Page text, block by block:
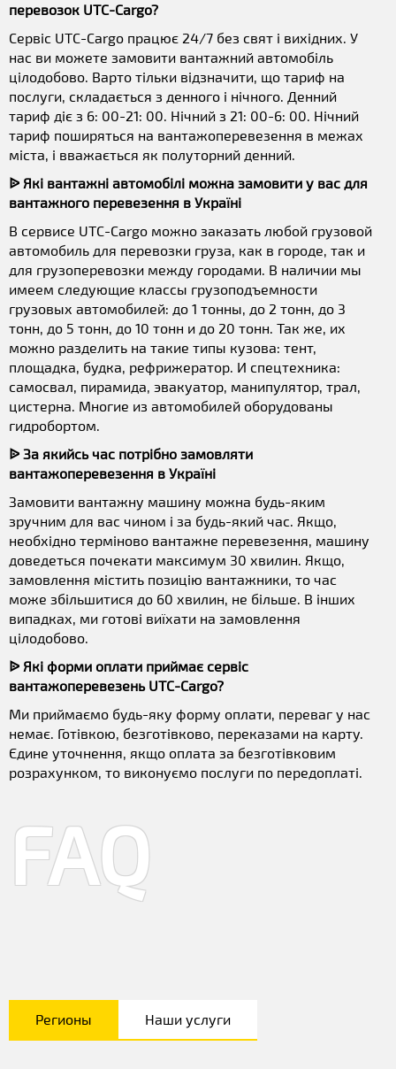
перевозок UTC-Cargo?
Сервіс UTC-Cargo працює 24/7 без свят і вихідних. У
нас ви можете замовити вантажний автомобіль
цілодобово. Варто тільки відзначити, що тариф на
послуги, складається з денного і нічного. Денний
тариф діє з 6: 00-21: 00. Нічний з 21: 00-6: 00. Нічний
тариф поширяться на вантажоперевезення в межах
міста, і вважається як полуторний денний.
ᐉ Які вантажні автомобілі можна замовити у вас для
вантажного перевезення в Україні
В сервисе UTC-Cargo можно заказать любой грузовой
автомобиль для перевозки груза, как в городе, так и
для грузоперевозки между городами. В наличии мы
имеем следующие классы грузоподъемности
грузовых автомобилей: до 1 тонны, до 2 тонн, до 3
тонн, до 5 тонн, до 10 тонн и до 20 тонн. Так же, их
можно разделить на такие типы кузова: тент,
площадка, будка, рефрижератор. И спецтехника:
самосвал, пирамида, эвакуатор, манипулятор, трал,
цистерна. Многие из автомобилей оборудованы
гидробортом.
ᐉ За якийсь час потрібно замовляти
вантажоперевезення в Україні
Замовити вантажну машину можна будь-яким
зручним для вас чином і за будь-який час. Якщо,
необхідно терміново вантажне перевезення, машину
доведеться почекати максимум 30 хвилин. Якщо,
замовлення містить позицію вантажники, то час
може збільшитися до 60 хвилин, не більше. В інших
випадках, ми готові виїхати на замовлення
цілодобово.
ᐉ Які форми оплати приймає сервіс
вантажоперевезень UTC-Cargo?
Ми приймаємо будь-яку форму оплати, переваг у нас
немає. Готівкою, безготівково, переказами на карту.
Єдине уточнення, якщо оплата за безготівковим
розрахунком, то виконуємо послуги по передоплаті.
FAQ
Регионы Наши услуги